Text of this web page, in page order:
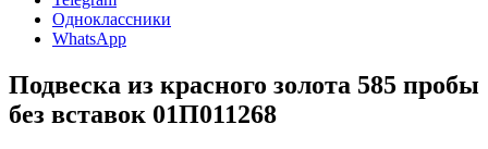
Одноклассники
WhatsApp
Подвеска из красного золота 585 пробы
без вставок 01П011268